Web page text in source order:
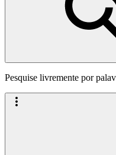
Pesquise livremente por